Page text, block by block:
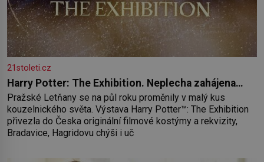
21stoleti.cz
Harry Potter: The Exhibition. Neplecha zahájena…
Pražské Letňany se na půl roku proměnily v malý kus
kouzelnického světa. Výstava Harry Potter™: The Exhibition
přivezla do Česka originální filmové kostýmy a rekvizity,
Bradavice, Hagridovu chýši i uč